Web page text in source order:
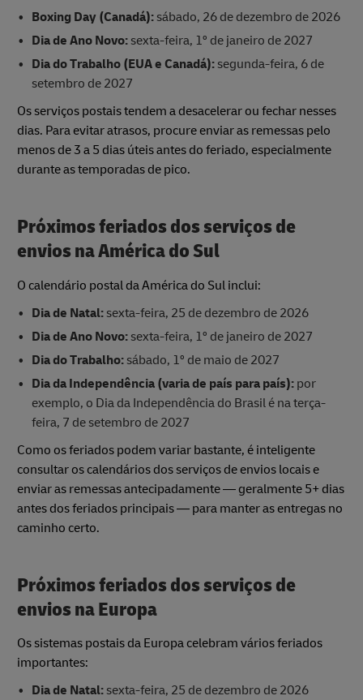
Boxing Day (Canadá):sábado, 26 de dezembro de 2026
Dia de Ano Novo:sexta-feira, 1º de janeiro de 2027
Dia do Trabalho (EUA e Canadá):segunda-feira, 6 de
setembro de 2027
Os serviços postais tendem a desacelerar ou fechar nesses
dias. Para evitar atrasos, procure enviar as remessas pelo
menos de 3 a 5 dias úteis antes do feriado, especialmente
durante as temporadas de pico.
Próximos feriados dos serviços de
envios na América do Sul
O calendário postal da América do Sul inclui:
Dia de Natal:sexta-feira, 25 de dezembro de 2026
Dia de Ano Novo:sexta-feira, 1º de janeiro de 2027
Dia do Trabalho:sábado, 1º de maio de 2027
Dia da Independência (varia de país para país):por
exemplo, o Dia da Independência do Brasil é na terça-
feira, 7 de setembro de 2027
Como os feriados podem variar bastante, é inteligente
consultar os calendários dos serviços de envios locais e
enviar as remessas antecipadamente — geralmente 5+ dias
antes dos feriados principais — para manter as entregas no
caminho certo.
Próximos feriados dos serviços de
envios na Europa
Os sistemas postais da Europa celebram vários feriados
importantes:
Dia de Natal:sexta-feira, 25 de dezembro de 2026